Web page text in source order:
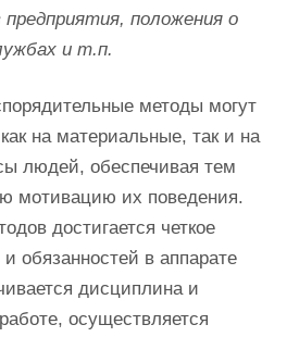
предприятия, положения о
и т.п.
методы могут
на материальные, так и на
людей, обеспечивая тем
мотивацию их поведения.
достигается четкое
обязанностей в аппарате
дисциплина и
осуществляется